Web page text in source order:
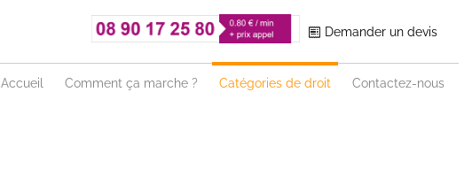
Demander un devis
Accueil Comment ça marche ? Catégories de droit Contactez-nous